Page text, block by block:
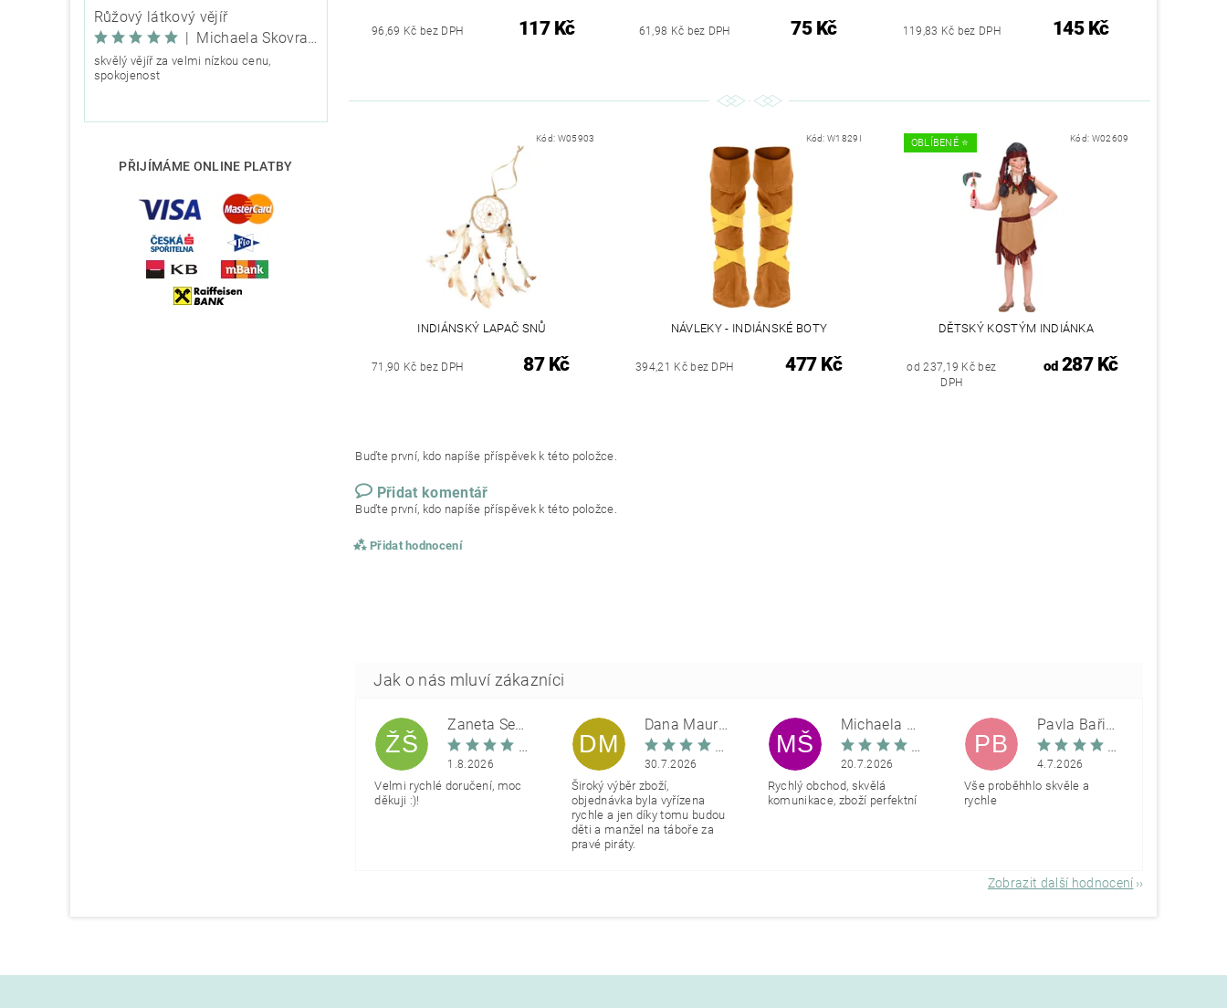
Růžový látkový vějíř
Michaela Škovranová
skvělý vějíř za velmi nízkou cenu,
spokojenost
PŘIJÍMÁME ONLINE PLATBY
96,69 Kč bez DPH 117 Kč 61,98 Kč bez DPH 75 Kč 119,83 Kč bez DPH 145 Kč
Kód: W05903
INDIÁNSKÝ LAPAČ SNŮ
71,90 Kč bez DPH 87 Kč
Kód:W1829I
NÁVLEKY - INDIÁNSKÉ BOTY
394,21 Kč bez DPH 477 Kč
OBLÍBENÉ ⭐️ Kód: W02609
DĚTSKÝ KOSTÝM INDIÁNKA
od 237,19 Kč bez
DPH
od287 Kč
Buďte první, kdo napíše příspěvek k této položce.
Přidat komentář
Buďte první, kdo napíše příspěvek k této položce.
Přidat hodnocení
ŽŠ
Žaneta Šemberová
1.8.2026
Velmi rychlé doručení, moc
děkuji :)!
DM
Dana Maurerová
30.7.2026
Široký výběr zboží,
objednávka byla vyřízena
rychle a jen díky tomu budou
děti a manžel na táboře za
pravé piráty.
MŠ
Michaela Škovranová
20.7.2026
Rychlý obchod, skvělá
komunikace, zboží perfektní
PB
Pavla Bařinová
4.7.2026
Vše proběhhlo skvěle a
rychle
Zobrazit další hodnocení